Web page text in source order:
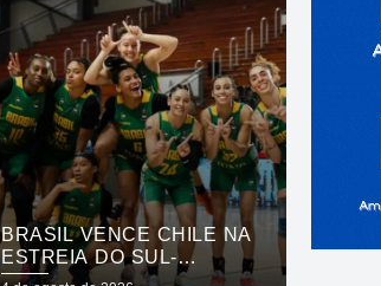
BRASIL VENCE CHILE NA
ESTREIA DO SUL-
AMERICANO DE